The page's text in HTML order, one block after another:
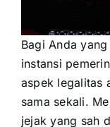
Bagi Anda
instansi
aspek legalitas
sama sekali.
jejak yang sah